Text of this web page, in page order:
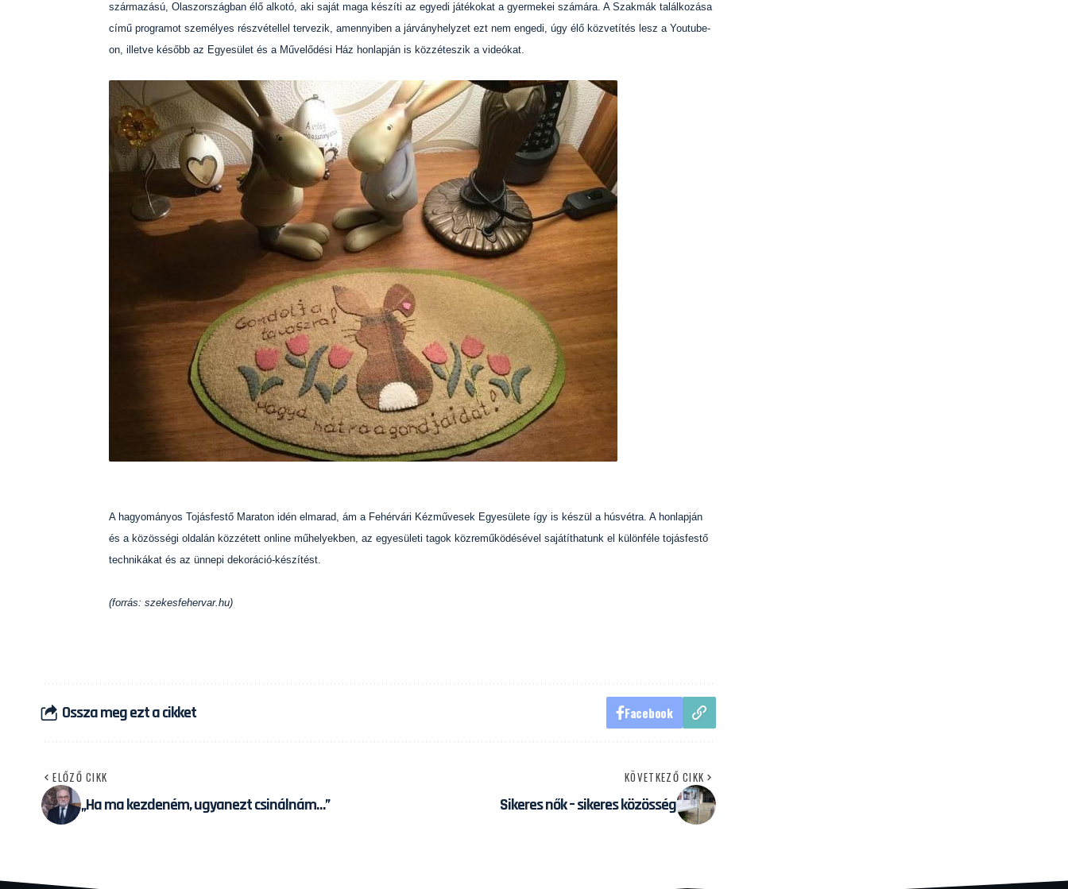
származású, Olaszországban élő alkotó, aki saját maga készíti az egyedi játékokat a gyermekei számára. A Szakmák találkozása
című programot személyes részvétellel tervezik, amennyiben a járványhelyzet ezt nem engedi, úgy élő közvetítés lesz a Youtube-
on, illetve később az Egyesület és a Művelődési Ház honlapján is közzéteszik a videókat.
A hagyományos Tojásfestő Maraton idén elmarad, ám a Fehérvári Kézművesek Egyesülete így is készül a húsvétra. A honlapján
és a közösségi oldalán közzétett online műhelyekben, az egyesületi tagok közreműködésével sajátíthatunk el különféle tojásfestő
technikákat és az ünnepi dekoráció-készítést.
(forrás: szekesfehervar.hu)
Ossza meg ezt a cikket Facebook
ELŐZŐ CIKK
„Ha ma kezdeném, ugyanezt csinálnám…”
KÖVETKEZŐ CIKK
Sikeres nők – sikeres közösség